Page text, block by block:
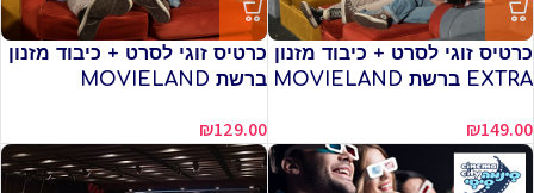
כרטיס זוגי לסרט + כיבוד מזנון
EXTRA ברשת MOVIELAND
₪149.00
כרטיס זוגי לסרט + כיבוד מזנון
ברשת MOVIELAND
₪129.00